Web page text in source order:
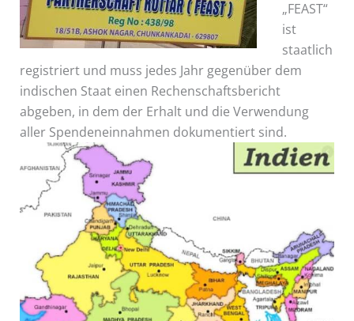
„FEAST“
ist
staatlich
registriert und muss jedes Jahr gegenüber dem
indischen Staat einen Rechenschaftsbericht
abgeben, in dem der Erhalt und die Verwendung
aller Spendeneinnahmen dokumentiert sind.